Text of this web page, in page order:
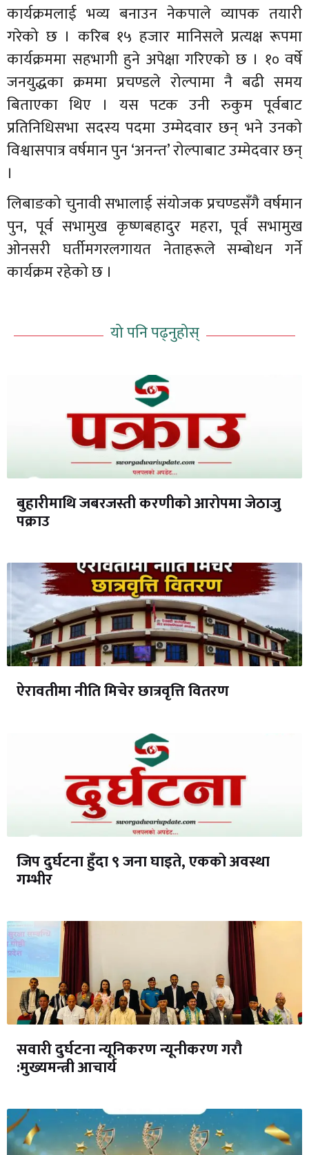
कार्यक्रमलाई भव्य बनाउन नेकपाले व्यापक तयारी
गरेको छ । करिब १५ हजार मानिसले प्रत्यक्ष रूपमा
कार्यक्रममा सहभागी हुने अपेक्षा गरिएको छ । १० वर्षे
जनयुद्धका क्रममा प्रचण्डले रोल्पामा नै बढी समय
बिताएका थिए । यस पटक उनी रुकुम पूर्वबाट
प्रतिनिधिसभा सदस्य पदमा उम्मेदवार छन् भने उनको
विश्वासपात्र वर्षमान पुन ‘अनन्त’ रोल्पाबाट उम्मेदवार छन्
।
लिबाङको चुनावी सभालाई संयोजक प्रचण्डसँगै वर्षमान
पुन, पूर्व सभामुख कृष्णबहादुर महरा, पूर्व सभामुख
ओनसरी घर्तीमगरलगायत नेताहरूले सम्बोधन गर्ने
कार्यक्रम रहेको छ ।
यो पनि पढ्नुहोस्
बुहारीमाथि जबरजस्ती करणीको आरोपमा जेठाजु
पक्राउ
ऐरावतीमा नीति मिचेर छात्रवृत्ति वितरण
जिप दुर्घटना हुँदा ९ जना घाइते, एकको अवस्था
गम्भीर
सवारी दुर्घटना न्यूनिकरण न्यूनीकरण गरौ
:मुख्यमन्त्री आचार्य